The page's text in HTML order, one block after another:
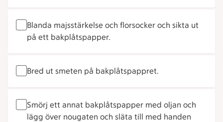
Blanda majsstärkelse och florsocker och sikta ut
på ett bakplåtspapper.
Bred ut smeten på bakplåtspappret.
Smörj ett annat bakplåtspapper med oljan och
lägg över nougaten och släta till med handen